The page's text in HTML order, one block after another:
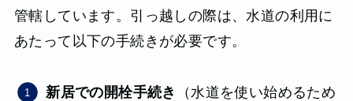
管轄しています。引っ越しの際は、水道の利用に
あたって以下の手続きが必要です。
新居での開栓手続き
（水道を使い始めるため